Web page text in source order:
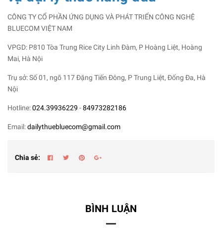
CÔNG TY CỔ PHẦN ỨNG DỤNG VÀ PHÁT TRIỂN CÔNG NGHỆ
BLUECOM VIỆT NAM
VPGD: P810 Tòa Trung Rice City Linh Đàm, P Hoàng Liệt, Hoàng
Mai, Hà Nội
Trụ sở: Số 01, ngõ 117 Đặng Tiến Đông, P Trung Liệt, Đống Đa, Hà
Nội
Hotline:024.39936229 -84973282186
Email:dailythuebluecom@gmail.com
Chia sẻ:
BÌNH LUẬN